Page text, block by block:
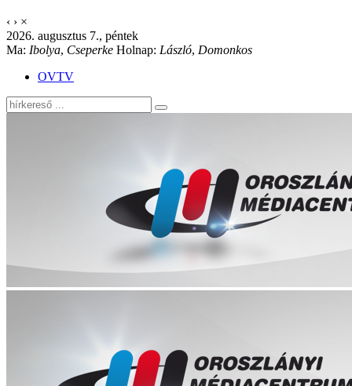
‹ › ×
2026. augusztus 7., péntek
Ma: Ibolya, Cseperke Holnap: László, Domonkos
OVTV